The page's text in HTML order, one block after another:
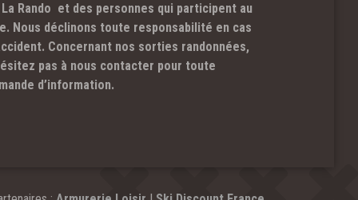
Rando et des personnes qui participent au
Nous déclinons toute responsabilité en cas
Concernant nos sorties randonnées,
pas à nous contacter pour toute
d’information.